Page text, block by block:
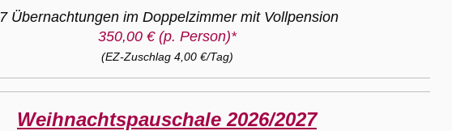
7 Übernachtungen im Doppelzimmer mit Vollpension
350,00 € (p. Person)*
(EZ-Zuschlag 4,00 €/Tag)
Weihnachtspauschale 2026/2027